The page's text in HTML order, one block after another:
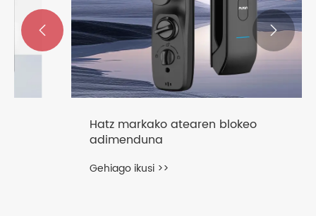
Hatz markako atearen blokeo
adimenduna
Gehiago ikusi >>
 